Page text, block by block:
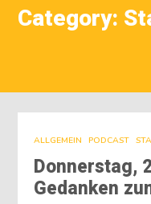
Hallo Tag
Category:
ALLGEMEIN PODCAST
Donnerstag,
Gedanken